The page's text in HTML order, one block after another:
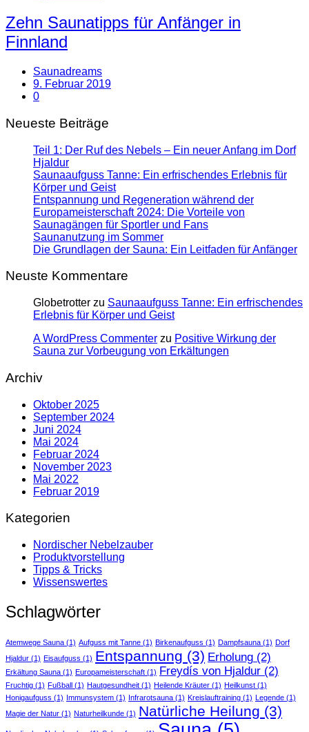
Zehn Saunatipps für Anfänger in
Finnland
Saunadreams
9. Februar 2019
0
Neueste Beiträge
Teil 1: Der Ruf des Nebels – Ein neuer Anfang im Dorf
Hjaldur
Saunaaufguss Tanne: Ein erfrischendes Erlebnis für
Körper und Geist
Entspannung und Regeneration während der
Europameisterschaft 2024: Die Vorteile von
Saunagängen für Sportler und Fans
Saunanutzung im Sommer
Die Grundlagen der Sauna: Ein Leitfaden für Anfänger
Neuste Kommentare
Globetrotter zu Saunaaufguss Tanne: Ein erfrischendes
Erlebnis für Körper und Geist
A WordPress Commenter zu Positive Wirkung der
Sauna zur Vorbeugung von Erkältungen
Archiv
Oktober 2025
September 2024
Juni 2024
Mai 2024
Februar 2024
November 2023
Mai 2022
Februar 2019
Kategorien
Nordischer Nebelzauber
Produktvorstellung
Tipps & Tricks
Wissenswertes
Schlagwörter
Atemwege Sauna (1) Aufguss mit Tanne (1) Birkenaufguss (1) Dampfsauna (1) Dorf
Hjaldur (1) Eisaufguss (1) Entspannung (3) Erholung (2)
Erkältung Sauna (1) Europameisterschaft (1) Freydís von Hjaldur (2)
Fruchtig (1) Fußball (1) Hautgesundheit (1) Heilende Kräuter (1) Heilkunst (1)
Honigaufguss (1) Immunsystem (1) Infrarotsauna (1) Kreislauftraining (1) Legende (1)
Magie der Natur (1) Naturheilkunde (1) Natürliche Heilung (3)